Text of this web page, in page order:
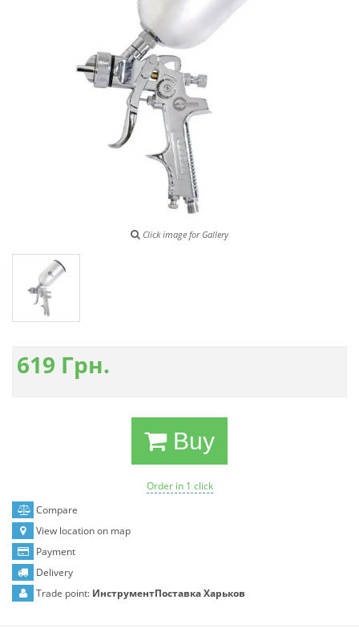
Click image for Gallery
619 Грн.
Buy
Order in 1 click
Compare
View location on map
Payment
Delivery
Trade point: ИнструментПоставка Харьков